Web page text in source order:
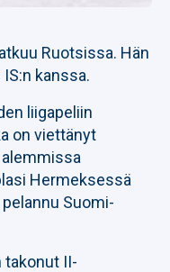
Ruotsissa. Hän
kanssa.
liigapeliin
on viettänyt
Hermeksessä
Suomi-
takonut II-